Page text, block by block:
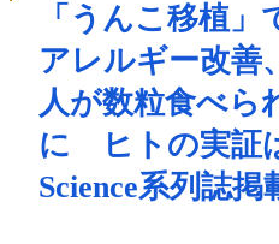
「うんこ移植」
アレルギー改善
人が数粒食べら
に ヒトの実証
Science系列誌掲